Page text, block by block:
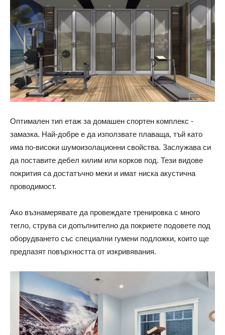
Оптимален тип етаж за домашен спортен комплекс -
замазка. Най-добре е да използвате плаваща, тъй като
има по-високи шумоизолационни свойства. Заслужава си
да поставите дебел килим или корков под. Тези видове
покрития са достатъчно меки и имат ниска акустична
проводимост.
Ако възнамерявате да провеждате тренировка с много
тегло, струва си допълнително да покриете подовете под
оборудването със специални гумени подложки, които ще
предпазят повърхността от изкривявания.